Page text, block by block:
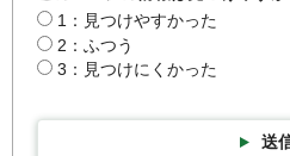
1：見つけやすかった
2：ふつう
3：見つけにくかった
送